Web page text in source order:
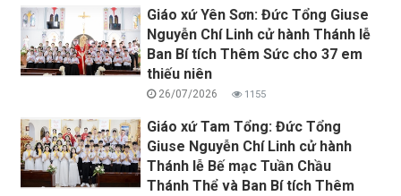
Giáo xứ Yên Sơn: Đức Tổng Giuse
Nguyễn Chí Linh cử hành Thánh lễ
Ban Bí tích Thêm Sức cho 37 em
thiếu niên
26/07/2026 1155
Giáo xứ Tam Tổng: Đức Tổng
Giuse Nguyễn Chí Linh cử hành
Thánh lễ Bế mạc Tuần Chầu
Thánh Thể và Ban Bí tích Thêm